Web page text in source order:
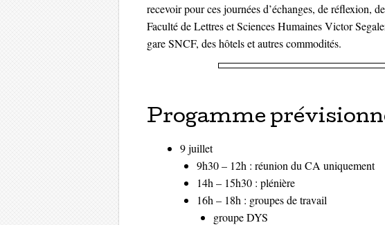
recevoir pour ces journées d’échanges, de réflexion,
Faculté de Lettres et Sciences Humaines Victor
gare SNCF, des hôtels et autres commodités.
Progamme
9 juillet
9h30 – 12h : réunion du CA uniquement
14h – 15h30 : plénière
16h – 18h : groupes de travail
groupe DYS